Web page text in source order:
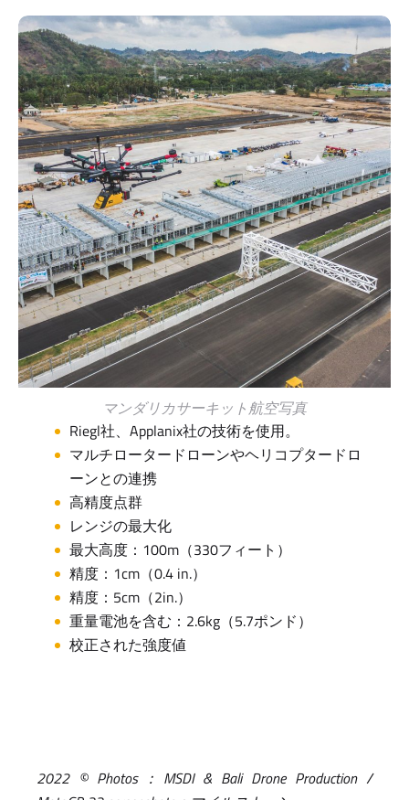
マンダリカサーキット航空写真
Riegl社、Applanix社の技術を使用。
マルチロータードローンやヘリコプタードロ
ーンとの連携
高精度点群
レンジの最大化
最大高度：100m（330フィート）
精度：1cm（0.4 in.）
精度：5cm（2in.）
重量電池を含む：2.6kg（5.7ポンド）
校正された強度値
2022 © Photos：MSDI & Bali Drone Production /